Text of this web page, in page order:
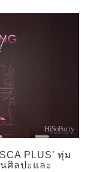
PLUS’ ทุ่ม
ศิลปะและ